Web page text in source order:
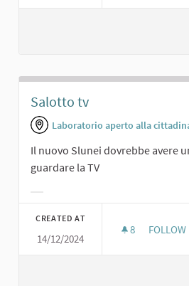
Salotto tv
Laboratorio aperto alla
Il nuovo Slunei dovrebbe avere
guardare la TV
CREATED AT
14/12/2024
8 8
FOLLOW